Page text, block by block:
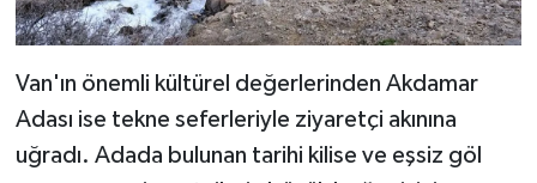
Van'ın önemli kültürel değerlerinden Akdamar
Adası ise tekne seferleriyle ziyaretçi akınına
uğradı. Adada bulunan tarihi kilise ve eşsiz göl